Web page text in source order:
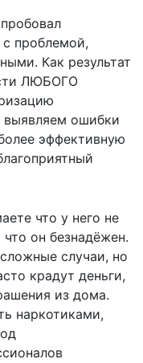
проблемой,
Как результат
ЛЮБОГО
выявляем ошибки
эффективную
что у него не
что он безнадёжен.
случаи, но
крадут деньги,
из дома.
наркотиками,